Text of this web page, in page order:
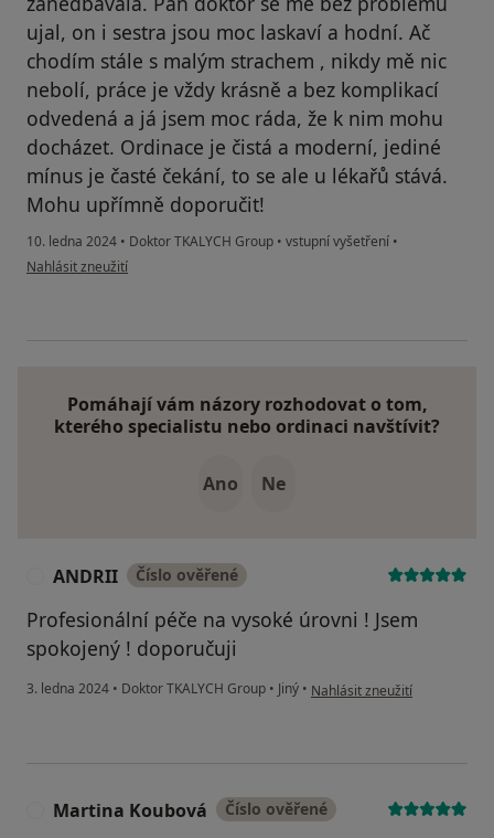
ujal, on i sestra jsou moc laskaví a hodní. Ač
chodím stále s malým strachem , nikdy mě nic
nebolí, práce je vždy krásně a bez komplikací
odvedená a já jsem moc ráda, že k nim mohu
docházet. Ordinace je čistá a moderní, jediné
mínus je časté čekání, to se ale u lékařů stává.
Mohu upřímně doporučit!
10. ledna 2024 • Doktor TKALYCH Group • vstupní vyšetření •
podle názoru uživatele B
Nahlásit zneužití
Pomáhají vám názory rozhodovat o tom,
kterého specialistu nebo ordinaci navštívit?
Ano Ne
ANDRII Číslo ověřené
Profesionální péče na vysoké úrovni ! Jsem
spokojený ! doporučuji
3. ledna 2024 • Doktor TKALYCH Group • Jiný • podle názoru uživatele
Nahlásit zneužití
Martina Koubová Číslo ověřené